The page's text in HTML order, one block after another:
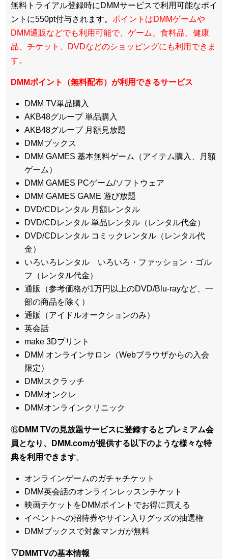
無料トライアル登録時にDMMサービスで利用可能なポイ
ントに550pt付与されます。 ポイントはDMMゲームや
DMM通販などでも利用可能で、ゲーム、食料品、健康
品、チケット、DVDなどのショッピングにも利用できま
す。
DMMポイント（無料配布）が利用できるサービス
DMM TV単品購入
AKB48グループ 単品購入
AKB48グループ 月額見放題
DMMブックス
DMM GAMES 基本無料ゲーム（アイテム購入、月額
ゲーム）
DMM GAMES PCゲーム/ソフトウェア
DMM GAMES GAME 遊び放題
DVD/CDレンタル 月額レンタル
DVD/CDレンタル 単品レンタル（レンタル代金）
DVD/CDレンタル コミックレンタル（レンタル代
金）
いろいろレンタル いろいろ・ファッション・ゴル
フ（レンタル代金）
通販（参考価格が1万円以上のDVD/Blu-rayなど、一
部の商品を除く）
通販（アイドルオークションのみ）
英会話
make 3Dプリント
DMM オンラインサロン（Webブラウザからの入会
限定）
DMMスクラッチ
DMMオンクレ
DMMオンラインクリニック
⑥DMM TVの見放題サービスに登録するとプレミアム会
員となり、DMM.comが提供する以下のような様々な特
典を利用できます。
オンラインゲームのガチャチケット
DMM英会話のオンラインレッスンチケット
映画チケットをDMMポイントでお得に買える
イベントへの招待券やサイン入りグッズの抽選権
DMMブックスで対象マンガが無料
▽DMMTVの基本情報